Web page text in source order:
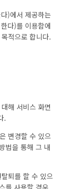
)에서 제공하는
다)를 이용함에
적으로 합니다.
해 서비스 화면
.
변경할 수 있으
법을 통해 그 내
퇴를 할 수 있으